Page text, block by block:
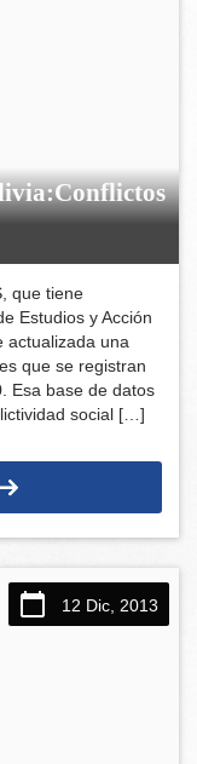
que tiene
Estudios y Acción
actualizada una
que se registran
Esa base de datos
social […]
12 Dic, 2013